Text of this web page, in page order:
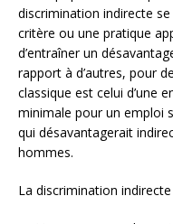
discrimination indirecte
critère ou une pratique
d’entraîner un
rapport à d’autres, pour
classique est celui d’une
minimale pour un emploi
qui désavantagerait
hommes.
La discrimination